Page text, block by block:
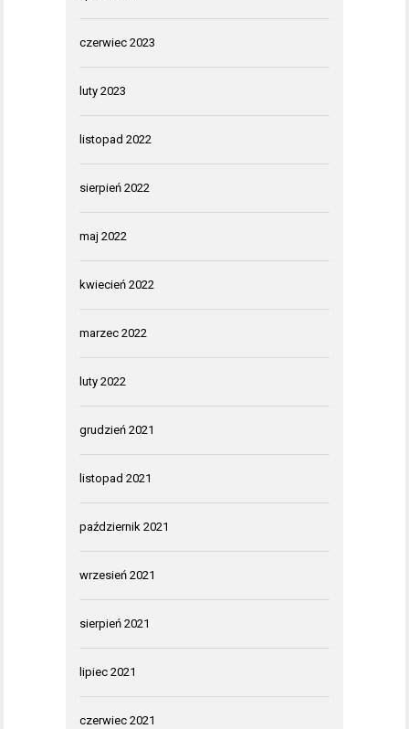
czerwiec 2023
luty 2023
listopad 2022
sierpień 2022
maj 2022
kwiecień 2022
marzec 2022
luty 2022
grudzień 2021
listopad 2021
październik 2021
wrzesień 2021
sierpień 2021
lipiec 2021
czerwiec 2021